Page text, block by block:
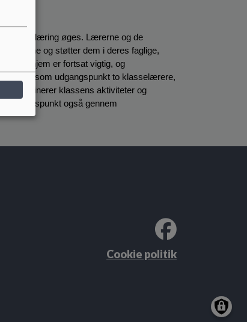
egen læring øges. Lærerne og de
eleverne og støtter dem i deres faglige,
og hjem er fortsat vigtig, og
har som udgangspunkt to klasselærere,
koordinerer klassens aktiviteter og
udgangspunkt også gennem
Cookie politik